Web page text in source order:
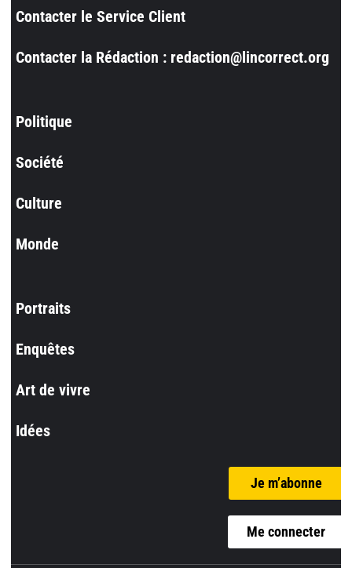
Contacter le Service Client
Contacter la Rédaction : redaction@lincorrect.org
Politique
Société
Culture
Monde
Portraits
Enquêtes
Art de vivre
Idées
Je m’abonne
Me connecter